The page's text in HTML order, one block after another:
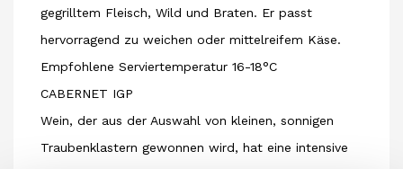
gegrilltem Fleisch, Wild und Braten. Er passt
hervorragend zu weichen oder mittelreifem Käse.
Empfohlene Serviertemperatur 16-18°C
CABERNET IGP
Wein, der aus der Auswahl von kleinen, sonnigen
Traubenklastern gewonnen wird, hat eine intensive